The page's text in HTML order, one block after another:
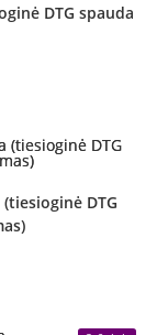
DTG spauda
DTG